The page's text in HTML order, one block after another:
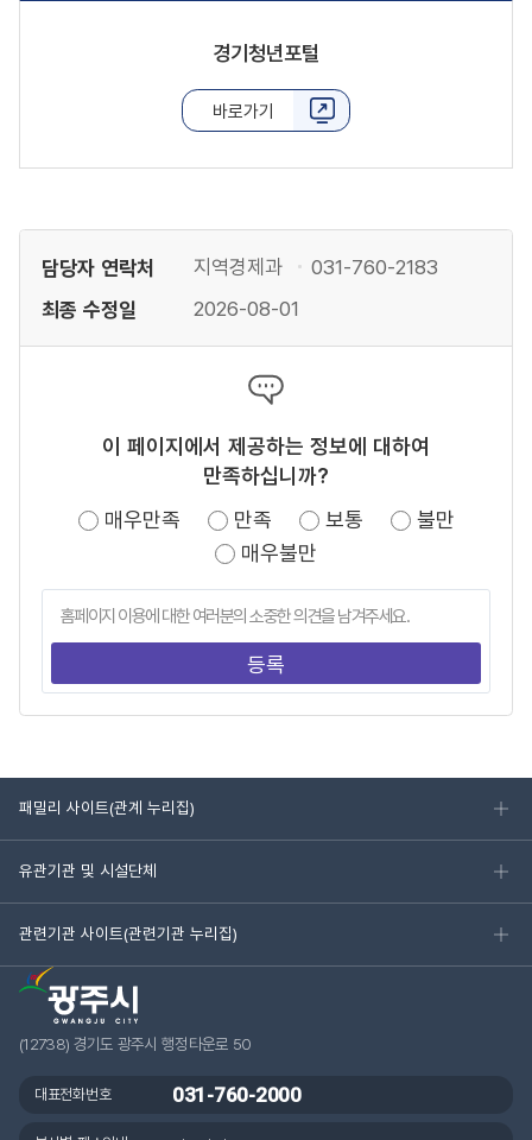
경기청년포털
바로가기
담당자 연락처 지역경제과 031-760-2183
최종 수정일 2026-08-01
이 페이지에서 제공하는 정보에 대하여
만족하십니까?
매우만족
만족 보통
불만
매우불만
패밀리 사이트(관계 누리집)
유관기관 및 시설단체
관련기관 사이트(관련기관 누리집)
(12738) 경기도 광주시 행정타운로 50
대표전화번호 031-760-2000